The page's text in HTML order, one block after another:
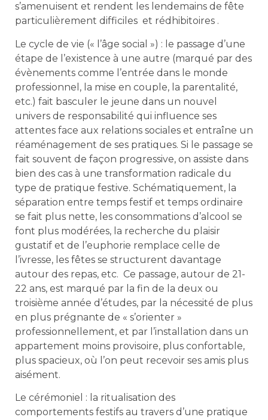
s’amenuisent et rendent les lendemains de fête
particulièrement difficiles et rédhibitoires .
Le cycle de vie (« l’âge social ») : le passage d’une
étape de l’existence à une autre (marqué par des
évènements comme l’entrée dans le monde
professionnel, la mise en couple, la parentalité,
etc.) fait basculer le jeune dans un nouvel
univers de responsabilité qui influence ses
attentes face aux relations sociales et entraîne un
réaménagement de ses pratiques. Si le passage se
fait souvent de façon progressive, on assiste dans
bien des cas à une transformation radicale du
type de pratique festive. Schématiquement, la
séparation entre temps festif et temps ordinaire
se fait plus nette, les consommations d’alcool se
font plus modérées, la recherche du plaisir
gustatif et de l’euphorie remplace celle de
l’ivresse, les fêtes se structurent davantage
autour des repas, etc. Ce passage, autour de 21-
22 ans, est marqué par la fin de la deux ou
troisième année d’études, par la nécessité de plus
en plus prégnante de « s’orienter »
professionnellement, et par l’installation dans un
appartement moins provisoire, plus confortable,
plus spacieux, où l’on peut recevoir ses amis plus
aisément.
Le cérémoniel : la ritualisation des
comportements festifs au travers d’une pratique